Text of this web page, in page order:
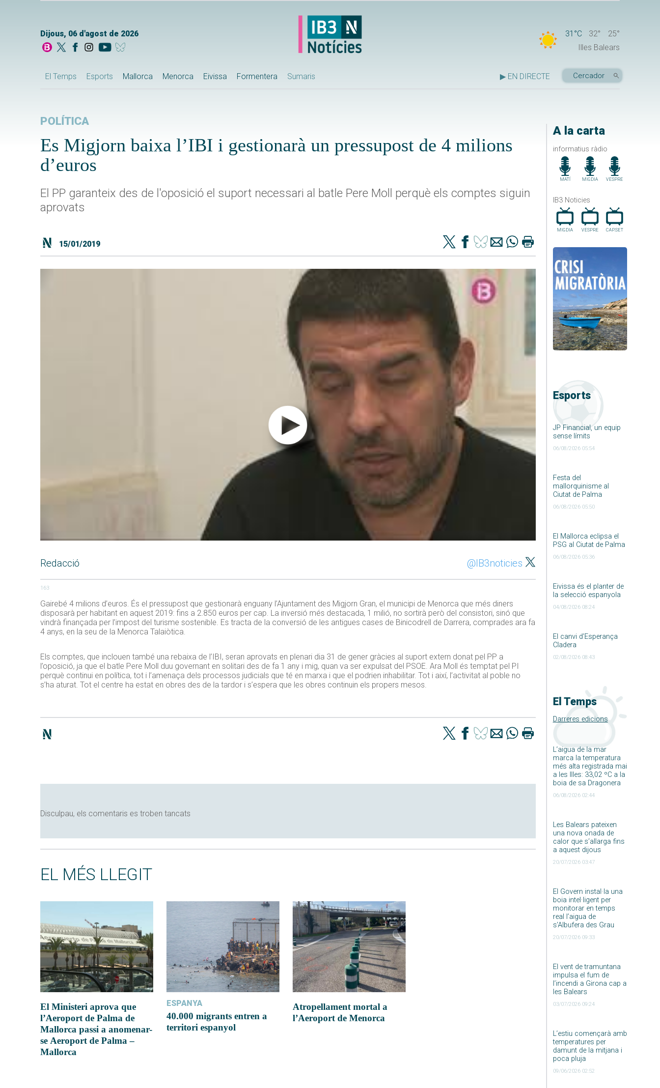
Dijous, 06 d'agost de 2026 31°C 32°
25°
Illes Balears
El Temps Esports Mallorca Menorca Eivissa Formentera Sumaris ▶ EN DIRECTE
A la carta
informatius ràdio
MATÍ MIGDIA VESPRE
IB3 Noticies
MIGDIA VESPRE CAP.SET
Esports
JP Financial, un equip
sense límits
06/08/2026 05:54
Festa del
mallorquinisme al
Ciutat de Palma
06/08/2026 05:50
El Mallorca eclipsa el
PSG al Ciutat de Palma
06/08/2026 05:36
Eivissa és el planter de
la selecció espanyola
04/08/2026 08:24
El canvi d’Esperança
Cladera
02/08/2026 08:43
El Temps
Darreres edicions
L’aigua de la mar
marca la temperatura
més alta registrada mai
a les Illes: 33,02 ºC a la
boia de sa Dragonera
06/08/2026 02:44
Les Balears pateixen
una nova onada de
calor que s’allarga fins
a aquest dijous
20/07/2026 03:47
El Govern instal·la una
boia intel·ligent per
monitorar en temps
real l’aigua de
s’Albufera des Grau
20/07/2026 09:33
El vent de tramuntana
impulsa el fum de
l’incendi a Girona cap a
les Balears
03/07/2026 09:24
L’estiu començarà amb
temperatures per
damunt de la mitjana i
poca pluja
09/06/2026 02:52
POLÍTICA
Es Migjorn baixa l’IBI i gestionarà un pressupost de 4 milions
d’euros
El PP garanteix des de l'oposició el suport necessari al batle Pere Moll perquè els comptes siguin
aprovats
15/01/2019
Redacció @IB3noticies
163
Gairebé 4 milions d’euros. És el pressupost que gestionarà enguany l’Ajuntament des Migjorn Gran, el municipi de Menorca que més diners
disposarà per habitant en aquest 2019: fins a 2.850 euros per cap. La inversió més destacada, 1 milió, no sortirà però del consistori, sinó que
vindrà finançada per l’impost del turisme sostenible. Es tracta de la conversió de les antigues cases de Binicodrell de Darrera, comprades ara fa
4 anys, en la seu de la Menorca Talaiòtica.
Els comptes, que inclouen també una rebaixa de l’IBI, seran aprovats en plenari dia 31 de gener gràcies al suport extern donat pel PP a
l’oposició, ja que el batle Pere Moll duu governant en solitari des de fa 1 any i mig, quan va ser expulsat del PSOE. Ara Moll és temptat pel PI
perquè continui en política, tot i l’amenaça dels processos judicials que té en marxa i que el podrien inhabilitar. Tot i així, l’activitat al poble no
s’ha aturat. Tot el centre ha estat en obres des de la tardor i s’espera que les obres continuin els propers mesos.
Disculpau, els comentaris es troben tancats
EL MÉS LLEGIT
El Ministeri aprova que
l’Aeroport de Palma de
Mallorca passi a anomenar-
se Aeroport de Palma –
Mallorca
ESPANYA
40.000 migrants entren a
territori espanyol
Atropellament mortal a
l’Aeroport de Menorca